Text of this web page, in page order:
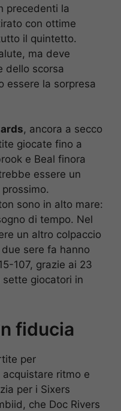
precedenti la
con ottime
il quintetto.
ma deve
dello scorsa
essere la sorpresa
, ancora a secco
giocate fino a
e Beal finora
essere un
sono in alto mare:
di tempo. Nel
un altro colpaccio
sere fa hanno
107, grazie ai 23
giocatori in
fiducia
per
acquistare ritmo e
per i Sixers
che Doc Rivers